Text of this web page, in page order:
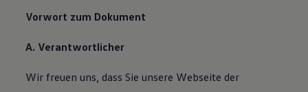
Vorwort zum Dokument
A. Verantwortlicher
Wir freuen uns, dass Sie unsere Webseite der